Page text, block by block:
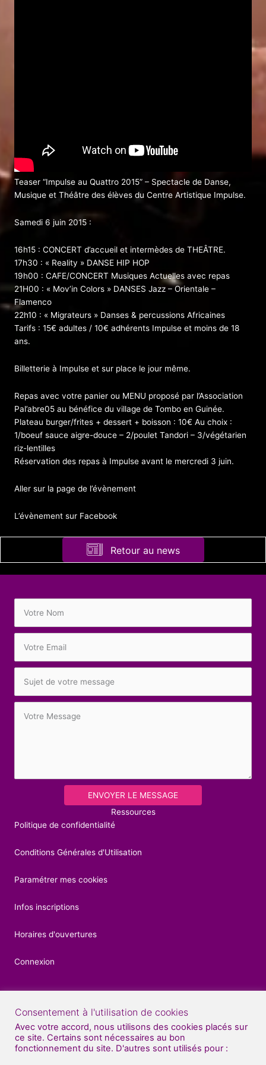
Teaser “Impulse au Quattro 2015” – Spectacle de Danse,
Musique et Théâtre des élèves du Centre Artistique Impulse.
Samedi 6 juin 2015 :
16h15 : CONCERT d’accueil et intermèdes de THEÂTRE.
17h30 : « Reality » DANSE HIP HOP
19h00 : CAFE/CONCERT Musiques Actuelles avec repas
21H00 : « Mov’in Colors » DANSES Jazz – Orientale –
Flamenco
22h10 : « Migrateurs » Danses & percussions Africaines
Tarifs : 15€ adultes / 10€ adhérents Impulse et moins de 18
ans.
Billetterie à Impulse et sur place le jour même.
Repas avec votre panier ou MENU proposé par l’Association
Pal’abre05 au bénéfice du village de Tombo en Guinée.
Plateau burger/frites + dessert + boisson : 10€ Au choix :
1/boeuf sauce aigre-douce – 2/poulet Tandori – 3/végétarien
riz-lentilles
Réservation des repas à Impulse avant le mercredi 3 juin.
Aller sur la page de l’évènement
L’évènement sur Facebook
Retour au news
ENVOYER LE MESSAGE
Ressources
Politique de confidentialité
Conditions Générales d'Utilisation
Paramétrer mes cookies
Infos inscriptions
Horaires d'ouvertures
Connexion
Contacts
04 92 52 27 56
Consentement à l'utilisation de cookies
Avec votre accord, nous utilisons des cookies placés sur
ce site. Certains sont nécessaires au bon
fonctionnement du site. D'autres sont utilisés pour :